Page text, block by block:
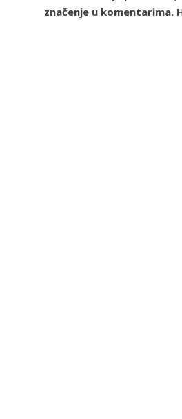
značenje u komentarima.